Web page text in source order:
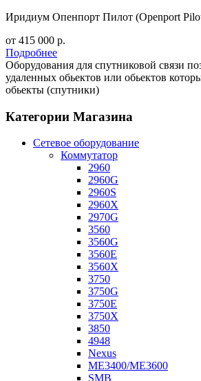
Иридиум Опенпорт Пилот (Openport
от 415 000 р.
Подробнее
Оборудования для спутниковой связи
удаленных обьектов или обьектов
обьекты (спутники)
Категории Магазина
Сетевое оборудование
Коммутатор
2960
2960G
2960S
2960X
2970G
3560
3560G
3560E
3560X
3750
3750G
3750E
3750X
3850
4948
Nexus
ME3400/ME3600
SMB